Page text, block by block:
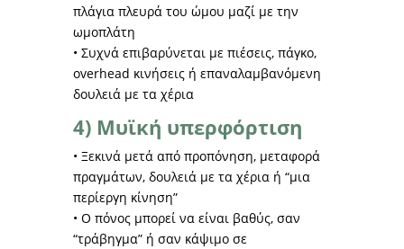
πλάγια πλευρά του ώμου μαζί με την
ωμοπλάτη
• Συχνά επιβαρύνεται με πιέσεις, πάγκο,
overhead κινήσεις ή επαναλαμβανόμενη
δουλειά με τα χέρια
4) Μυϊκή υπερφόρτιση
• Ξεκινά μετά από προπόνηση, μεταφορά
πραγμάτων, δουλειά με τα χέρια ή “μια
περίεργη κίνηση”
• Ο πόνος μπορεί να είναι βαθύς, σαν
“τράβηγμα” ή σαν κάψιμο σε